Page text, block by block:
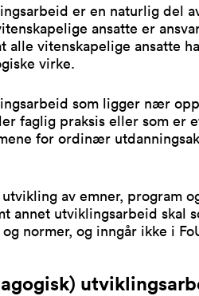
er en naturlig del
ansatte er
alle vitenskapelige ansatte
virke.
som ligger nær
faglig praksis eller som er
for ordinær
av emner, program
annet utviklingsarbeid skal
normer, og inngår ikke i